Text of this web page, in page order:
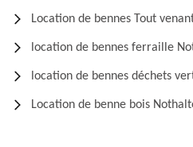
Location de bennes Tout
location de bennes ferraille
location de bennes déchets
Location de benne bois